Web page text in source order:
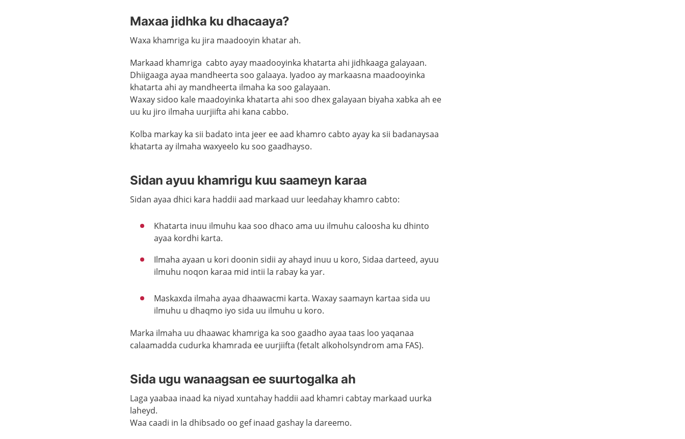
Maxaa jidhka ku dhacaaya?
Waxa khamriga ku jira maadooyin khatar ah.
Markaad khamriga cabto ayay maadooyinka khatarta ahi jidhkaaga galayaan.
Dhiigaaga ayaa mandheerta soo galaaya. Iyadoo ay markaasna maadooyinka
khatarta ahi ay mandheerta ilmaha ka soo galayaan.
Waxay sidoo kale maadoyinka khatarta ahi soo dhex galayaan biyaha xabka ah ee
uu ku jiro ilmaha uurjiifta ahi kana cabbo.
Kolba markay ka sii badato inta jeer ee aad khamro cabto ayay ka sii badanaysaa
khatarta ay ilmaha waxyeelo ku soo gaadhayso.
Sidan ayuu khamrigu kuu saameyn karaa
Sidan ayaa dhici kara haddii aad markaad uur leedahay khamro cabto:
Khatarta inuu ilmuhu kaa soo dhacoama uu ilmuhu caloosha ku dhinto
ayaa kordhi karta.
Ilmaha ayaan u kori doonin sidii ay ahayd inuu u koro, Sidaa darteed, ayuu
ilmuhu noqon karaa mid intii la rabay ka yar.
Maskaxda ilmaha ayaa dhaawacmi karta. Waxay saamayn kartaa sida uu
ilmuhu u dhaqmo iyo sida uu ilmuhu u koro.
Marka ilmaha uu dhaawac khamriga ka soo gaadho ayaa taas loo yaqanaa
calaamadda cudurka khamrada ee uurjiifta (fetalt alkoholsyndrom ama FAS).
Sida ugu wanaagsan ee suurtogalka ah
Laga yaabaa inaad ka niyadxuntahay haddii aad khamri cabtay markaad uurka
laheyd.
Waa caadi in la dhibsado oo gefinaad gashay la dareemo.